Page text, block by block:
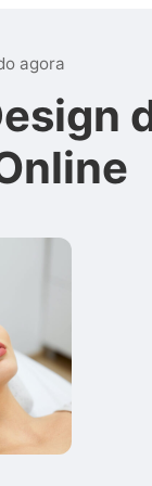
agora